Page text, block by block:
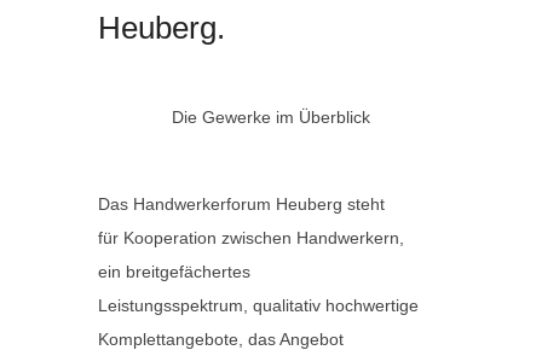
Heuberg.
Die Gewerke im Überblick
Das Handwerkerforum Heuberg steht
für Kooperation zwischen Handwerkern,
ein breitgefächertes
Leistungsspektrum, qualitativ hochwertige
Komplettangebote, das Angebot